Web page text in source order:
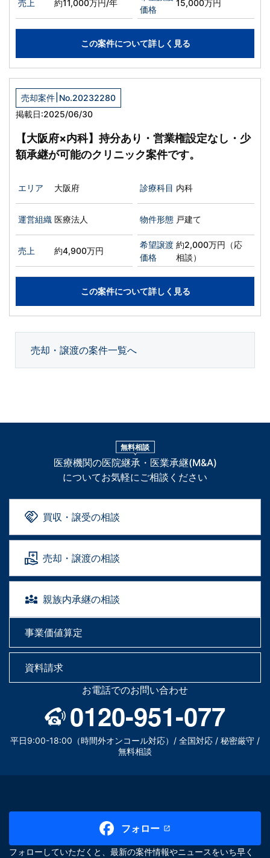
売上 約11,000万円/年
価格
15,000万円
この案件について詳しく見る
売却案件 No.20232280
掲載日:2025/06/30
【大阪府×内科】持分あり・営業権設定なし・少
額承継が可能のクリニック案件です。
エリア 大阪府 診療科目 内科
運営組織 医療法人 物件形態 戸建て
売上 約4,900万円
希望譲渡
価格
約2,000万円（応
相談）
この案件について詳しく見る
売却・譲渡の案件一覧へ
無料相談
医療機関の医院継承・医業承継(M&A)
についてお気軽にご相談ください
買収・譲受の相談
売却・譲渡の相談
親族内承継の相談
事業価値算定
資料請求
お電話でのお問い合わせ
0120-951-077
平日9:00-18:00（時間外オンコール対応）/ 全国対応 / 秘密厳守 /
無料相談
フォロー
フォローしていただくと、最新の案件情報やニュースをいち早く